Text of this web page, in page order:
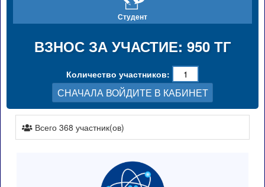
Студент
ВЗНОС ЗА УЧАСТИЕ: 950 ТГ
Количество участников:
СНАЧАЛА ВОЙДИТЕ В КАБИНЕТ
Всего 368 участник(ов)